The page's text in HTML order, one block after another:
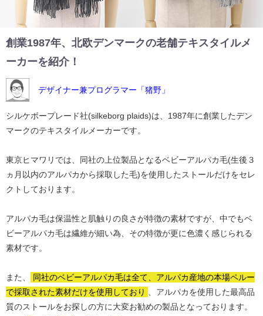
創業1987年、北欧デンマークの老舗テキスタイルメ
ーカーを紹介！
デザイナー兼プログラマー「猪野」
シルケボープレード社(silkeborg plaids)は、1987年に創業したデン
マークのテキスタイルメーカーです。
東京ヒマワリでは、同社の上位製品となるベビーアルパカ毛(生後３
ヵ月以内のアルパカから採取した毛)を使用したストールだけをセレ
クトしております。
アルパカ毛は保温性と肌触りの良さが特徴の素材ですが、中でもベ
ビーアルパカ毛は繊維が細い為、その特徴が更に色濃く感じられる
素材です。
また、
同社のベビーアルパカ毛は全て、アルパカ産地の本場ペルー
で採取された素材だけを使用しており
、アルパカを使用した最高品
質のストールをお探しの方に大変お勧めの製品となっております。